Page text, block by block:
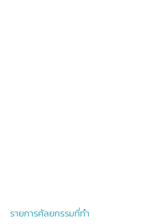
รายการศัลยกรรมที่ทำ